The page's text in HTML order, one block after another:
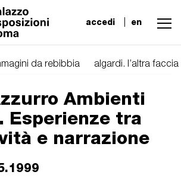
accedi en
da rebibbia algardi. l’altra
Ambienti
Esperienze tra
e narrazione